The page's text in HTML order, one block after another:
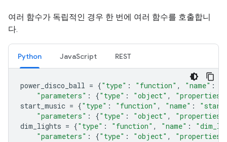
여러 함수가 독립적인 경우 한 번에 여러 함수를 호출합니
다.
Python JavaScript REST
power_disco_ball = {"type" : "function" , "name" :
"parameters" : {"type" : "object" , "properties"
start_music = {"type" : "function" , "name" :
"parameters" : {"type" : "object" , "properties"
dim_lights = {"type" : "function" , "name" :
"parameters" : {"type" : "object" , "properties"